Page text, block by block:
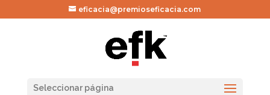
eficacia@premioseficacia.com
Seleccionar página